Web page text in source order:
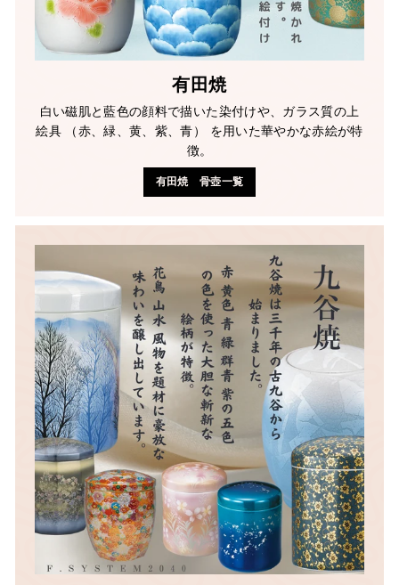
有田焼
白い磁肌と藍色の顔料で描いた染付けや、ガラス質の上
絵具 （赤、緑、黄、紫、青） を用いた華やかな赤絵が特
徴。
有田焼 骨壺一覧